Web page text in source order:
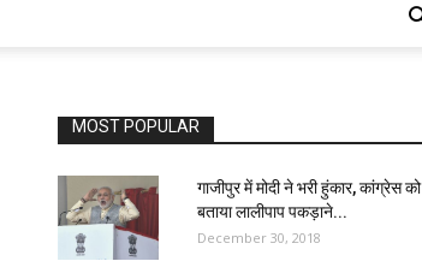
MOST POPULAR
गाजीपुर में मोदी ने भरी हुंकार, कांग्रेस को
बताया लालीपाप पकड़ाने...
December 30, 2018